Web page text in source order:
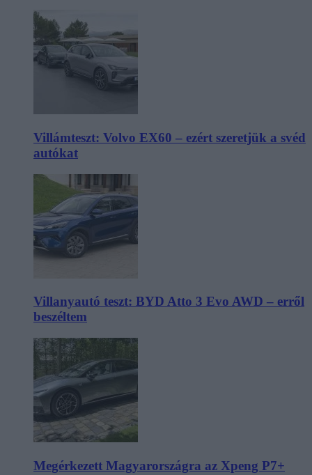
Villámteszt: Volvo EX60 – ezért szeretjük a svéd
autókat
Villanyautó teszt: BYD Atto 3 Evo AWD – erről
beszéltem
Megérkezett Magyarországra az Xpeng P7+